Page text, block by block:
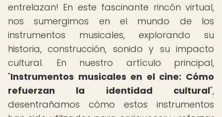
entrelazan! En este fascinante rincón virtual,
nos sumergimos en el mundo de los
instrumentos musicales, explorando su
historia, construcción, sonido y su impacto
cultural. En nuestro artículo principal,
"Instrumentos musicales en el cine: Cómo
refuerzan la identidad cultural",
desentrañamos cómo estos instrumentos